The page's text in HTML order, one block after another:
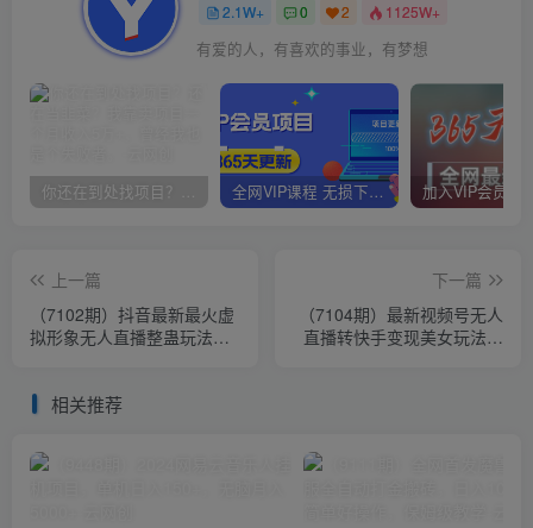
2.1W+ 0 2 1125W+
有爱的人，有喜欢的事业，有梦想
你还在到处找项目？还在当韭菜？我靠卖项目一个月收入5万+，曾经我也是个失败者。 全网VIP课程 无损下载~
上一篇
（7102期）抖音最新最火虚
拟形象无人直播整蛊玩法砸
下一篇
（7104期）最新视频号无人
直播转快手变现美女玩法日
相关推荐